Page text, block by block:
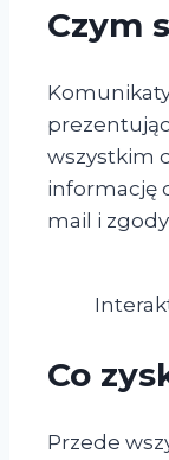
Czym
wszystkim
informację
mail i
Co
Przede